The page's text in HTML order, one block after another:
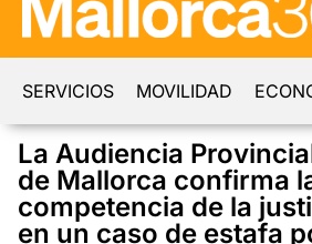
SERVICIOS MOVILIDAD
La Audiencia
de Mallorca confirma
competencia de la
en un caso de estafa